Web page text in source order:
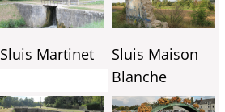
Sluis Martinet
Sluis Maison
Blanche